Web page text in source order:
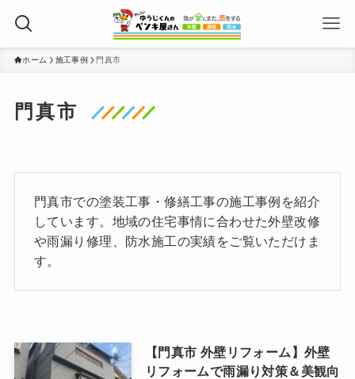
ホーム 施工事例 門真市
門真市
門真市での塗装工事・修繕工事の施工事例を紹介
しています。地域の住宅事情に合わせた外壁改修
や雨漏り修理、防水施工の実績をご覧いただけま
す。
【門真市 外壁リフォーム】外壁
リフォームで雨漏り対策＆美観向